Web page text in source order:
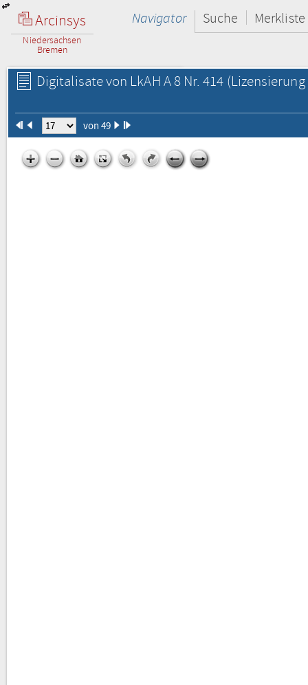
Arcinsys
Niedersachsen
Bremen
Navigator Suche Merkliste
Digitalisate von LkAH A 8 Nr. 414
von 49